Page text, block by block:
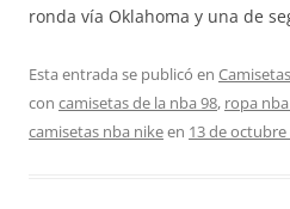
ronda vía Oklahoma y una de
Esta entrada se publicó en
con camisetas de la nba 98, ropa
camisetas nba nikeen 13 de octubre